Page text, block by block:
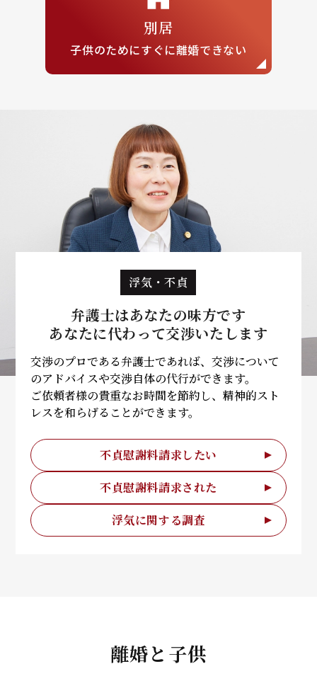
別居
子供のためにすぐに離婚できない
浮気・不貞
弁護士はあなたの味方です
あなたに代わって交渉いたします
交渉のプロである弁護士であれば、交渉について
のアドバイスや交渉自体の代行ができます。
ご依頼者様の貴重なお時間を節約し、精神的スト
レスを和らげることができます。
不貞慰謝料請求したい
不貞慰謝料請求された
浮気に関する調査
離婚と子供